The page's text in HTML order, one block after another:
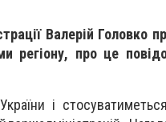
Валерій Головко
регіону, про це
і